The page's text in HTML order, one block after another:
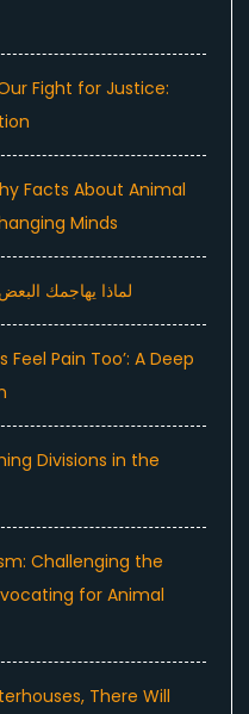
Fight for Justice:
Facts About Animal
Minds
لماذا يهاجمك
Feel Pain Too’: A Deep
Divisions in the
Challenging the
for Animal
There Will